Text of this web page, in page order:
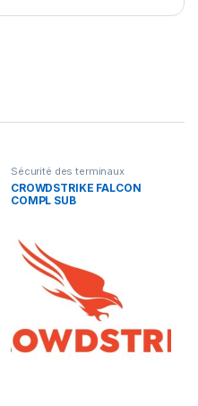
Sécurité des terminaux
CROWDSTRIKE FALCON
COMPL SUB